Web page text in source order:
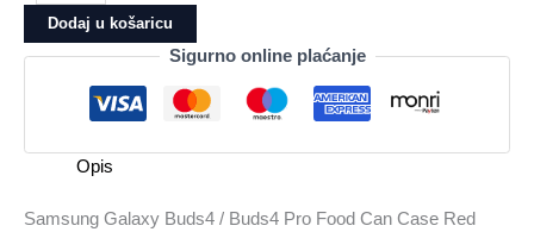
Buds4
/
Can
Dodaj u košaricu
Sigurno online plaćanje
Opis
Samsung Galaxy Buds4 / Buds4 Pro Food Can Case Red